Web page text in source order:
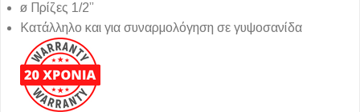
ø Πρίζες 1/2”
Κατάλληλο και για συναρμολόγηση σε γυψοσανίδα